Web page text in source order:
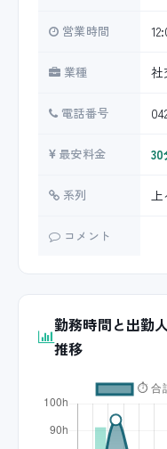
営業時間
業種 社
電話番号
最安料金
系列 上
コメント
勤務時間と出勤
推移